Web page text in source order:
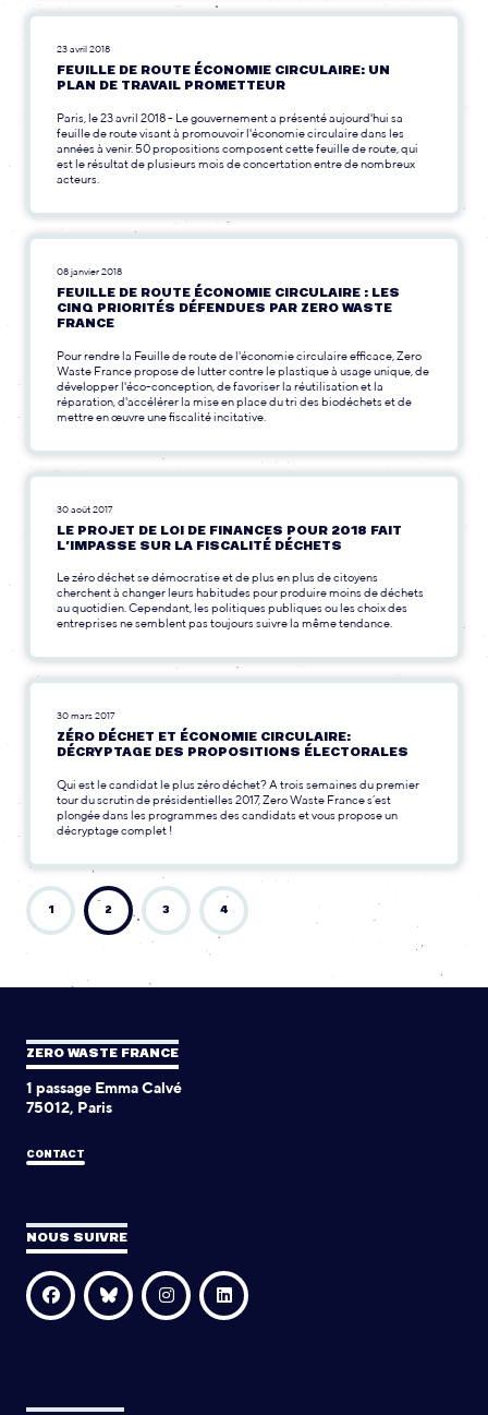
23 avril 2018
FEUILLE DE ROUTE ÉCONOMIE CIRCULAIRE: UN
PLAN DE TRAVAIL PROMETTEUR
Paris, le 23 avril 2018 - Le gouvernement a présenté aujourd'hui sa
feuille de route visant à promouvoir l'économie circulaire dans les
années à venir. 50 propositions composent cette feuille de route, qui
est le résultat de plusieurs mois de concertation entre de nombreux
acteurs.
08 janvier 2018
FEUILLE DE ROUTE ÉCONOMIE CIRCULAIRE : LES
CINQ PRIORITÉS DÉFENDUES PAR ZERO WASTE
FRANCE
Pour rendre la Feuille de route de l'économie circulaire efficace, Zero
Waste France propose de lutter contre le plastique à usage unique, de
développer l'éco-conception, de favoriser la réutilisation et la
réparation, d'accélérer la mise en place du tri des biodéchets et de
mettre en œuvre une fiscalité incitative.
30 août 2017
LE PROJET DE LOI DE FINANCES POUR 2018 FAIT
L’IMPASSE SUR LA FISCALITÉ DÉCHETS
Le zéro déchet se démocratise et de plus en plus de citoyens
cherchent à changer leurs habitudes pour produire moins de déchets
au quotidien. Cependant, les politiques publiques ou les choix des
entreprises ne semblent pas toujours suivre la même tendance.
30 mars 2017
ZÉRO DÉCHET ET ÉCONOMIE CIRCULAIRE:
DÉCRYPTAGE DES PROPOSITIONS ÉLECTORALES
Qui est le candidat le plus zéro déchet? A trois semaines du premier
tour du scrutin de présidentielles 2017, Zero Waste France s’est
plongée dans les programmes des candidats et vous propose un
décryptage complet !
1 2 3 4
ZERO WASTE FRANCE
1 passage Emma Calvé
75012, Paris
CONTACT
NOUS SUIVRE